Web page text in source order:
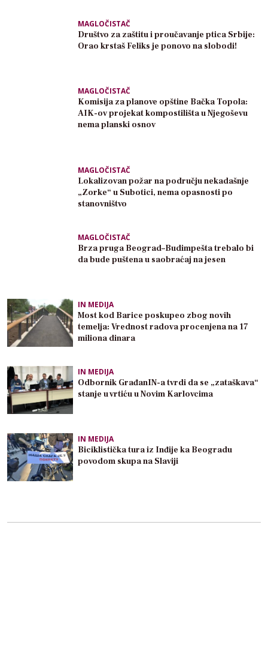
MAGLOČISTAČ
Društvo za zaštitu i proučavanje ptica Srbije:
Orao krstaš Feliks je ponovo na slobodi!
MAGLOČISTAČ
Komisija za planove opštine Bačka Topola:
AIK-ov projekat kompostilišta u Njegoševu
nema planski osnov
MAGLOČISTAČ
Lokalizovan požar na području nekadašnje
„Zorke“ u Subotici, nema opasnosti po
stanovništvo
MAGLOČISTAČ
Brza pruga Beograd–Budimpešta trebalo bi
da bude puštena u saobraćaj na jesen
IN MEDIJA
Most kod Barice poskupeo zbog novih
temelja: Vrednost radova procenjena na 17
miliona dinara
IN MEDIJA
Odbornik GrađanIN-a tvrdi da se „zataškava“
stanje u vrtiću u Novim Karlovcima
IN MEDIJA
Biciklistička tura iz Inđije ka Beogradu
povodom skupa na Slaviji